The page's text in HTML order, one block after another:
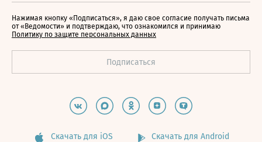
Нажимая кнопку «Подписаться», я даю свое согласие получать письма
от «Ведомости» и подтверждаю, что ознакомился и принимаю
Политику по защите персональных данных
Скачать для iOS Скачать для Android